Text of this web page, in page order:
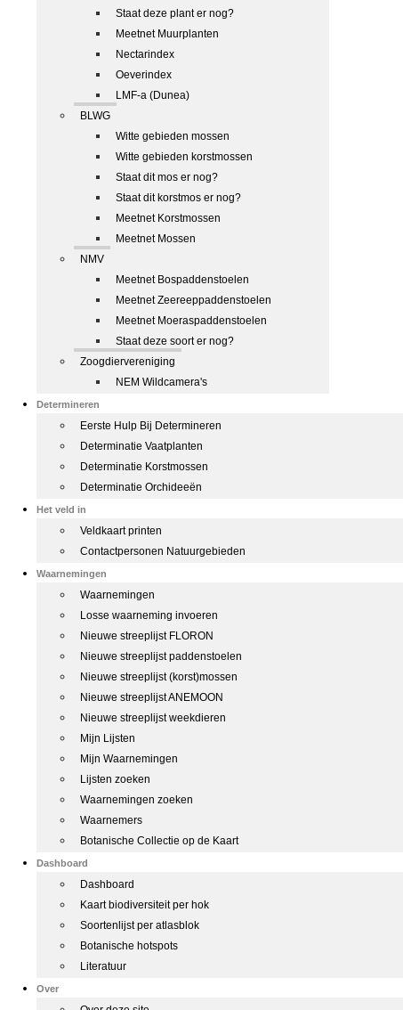
Staat deze plant er nog?
Meetnet Muurplanten
Nectarindex
Oeverindex
LMF-a (Dunea)
BLWG
Witte gebieden mossen
Witte gebieden korstmossen
Staat dit mos er nog?
Staat dit korstmos er nog?
Meetnet Korstmossen
Meetnet Mossen
NMV
Meetnet Bospaddenstoelen
Meetnet Zeereeppaddenstoelen
Meetnet Moeraspaddenstoelen
Staat deze soort er nog?
Zoogdiervereniging
NEM Wildcamera's
Determineren
Eerste Hulp Bij Determineren
Determinatie Vaatplanten
Determinatie Korstmossen
Determinatie Orchideeën
Het veld in
Veldkaart printen
Contactpersonen Natuurgebieden
Waarnemingen
Waarnemingen
Losse waarneming invoeren
Nieuwe streeplijst FLORON
Nieuwe streeplijst paddenstoelen
Nieuwe streeplijst (korst)mossen
Nieuwe streeplijst ANEMOON
Nieuwe streeplijst weekdieren
Mijn Lijsten
Mijn Waarnemingen
Lijsten zoeken
Waarnemingen zoeken
Waarnemers
Botanische Collectie op de Kaart
Dashboard
Dashboard
Kaart biodiversiteit per hok
Soortenlijst per atlasblok
Botanische hotspots
Literatuur
Over